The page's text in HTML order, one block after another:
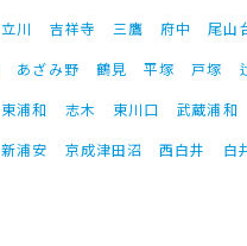
立川 吉祥寺 三鷹 府中 尾山
あざみ野 鶴見 平塚 戸塚
東浦和 志木 東川口 武蔵浦和
新浦安 京成津田沼 西白井 白